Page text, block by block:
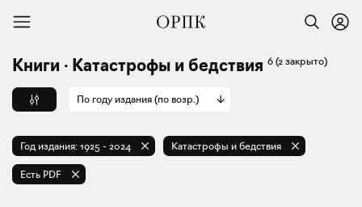
Книги · Катастрофы и бедствия 6 (2 закрыто)
По году издания (по возр.)
Год издания: 1925 - 2024 Катастрофы и бедствия
Есть PDF